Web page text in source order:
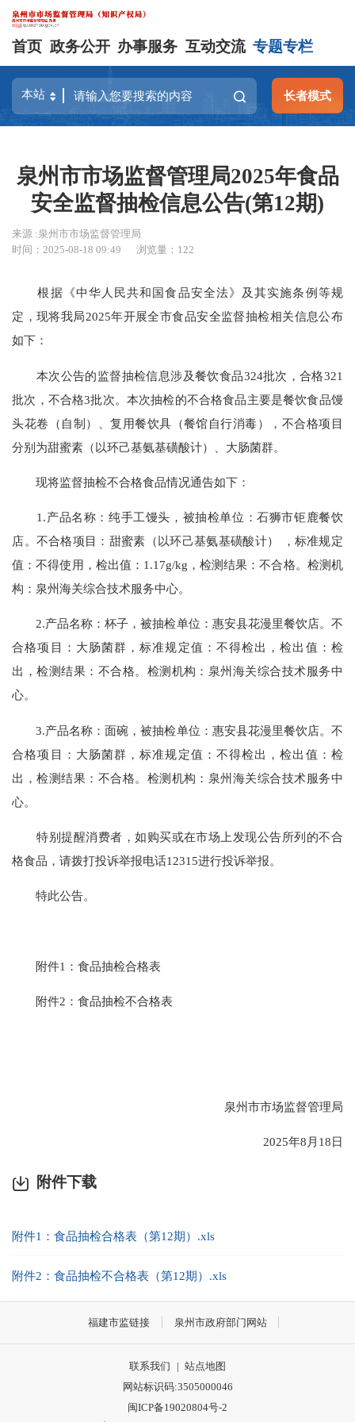
首页 政务公开 办事服务 互动交流 专题专栏
长者模式
泉州市市场监督管理局2025年食品
安全监督抽检信息公告(第12期)
来源 :泉州市市场监督管理局
时间：2025-08-18 09:49
浏览量： 122
根据《中华人民共和国食品安全法》及其实施条例等规
定，现将我局2025年开展全市食品安全监督抽检相关信息公布
如下：
本次公告的监督抽检信息涉及餐饮食品324批次，合格321
批次，不合格3批次。本次抽检的不合格食品主要是餐饮食品馒
头花卷（自制）、复用餐饮具（餐馆自行消毒），不合格项目
分别为甜蜜素（以环己基氨基磺酸计）、大肠菌群。
现将监督抽检不合格食品情况通告如下：
1.产品名称：纯手工馒头，被抽检单位：石狮市钜鹿餐饮
店。不合格项目：甜蜜素（以环己基氨基磺酸计） ，标准规定
值：不得使用，检出值：1.17g/kg，检测结果：不合格。检测机
构：泉州海关综合技术服务中心。
2.产品名称：杯子，被抽检单位：惠安县花漫里餐饮店。不
合格项目：大肠菌群，标准规定值：不得检出，检出值：检
出，检测结果：不合格。检测机构：泉州海关综合技术服务中
心。
3.产品名称：面碗，被抽检单位：惠安县花漫里餐饮店。不
合格项目：大肠菌群，标准规定值：不得检出，检出值：检
出，检测结果：不合格。检测机构：泉州海关综合技术服务中
心。
特别提醒消费者，如购买或在市场上发现公告所列的不合
格食品，请拨打投诉举报电话12315进行投诉举报。
特此公告。
附件1：食品抽检合格表
附件2：食品抽检不合格表
泉州市市场监督管理局
2025年8月18日
附件下载
附件1：食品抽检合格表（第12期）.xls
附件2：食品抽检不合格表（第12期）.xls
福建市监链接 泉州市政府部门网站
联系我们 | 站点地图
网站标识码:3505000046
闽ICP备19020804号-2